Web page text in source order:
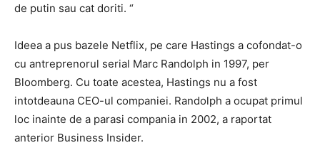
de putin sau cat doriti. “
Ideea a pus bazele Netflix, pe care Hastings a cofondat-o
cu antreprenorul serial Marc Randolph in 1997, per
Bloomberg. Cu toate acestea, Hastings nu a fost
intotdeauna CEO-ul companiei. Randolph a ocupat primul
loc inainte de a parasi compania in 2002, a raportat
anterior Business Insider.